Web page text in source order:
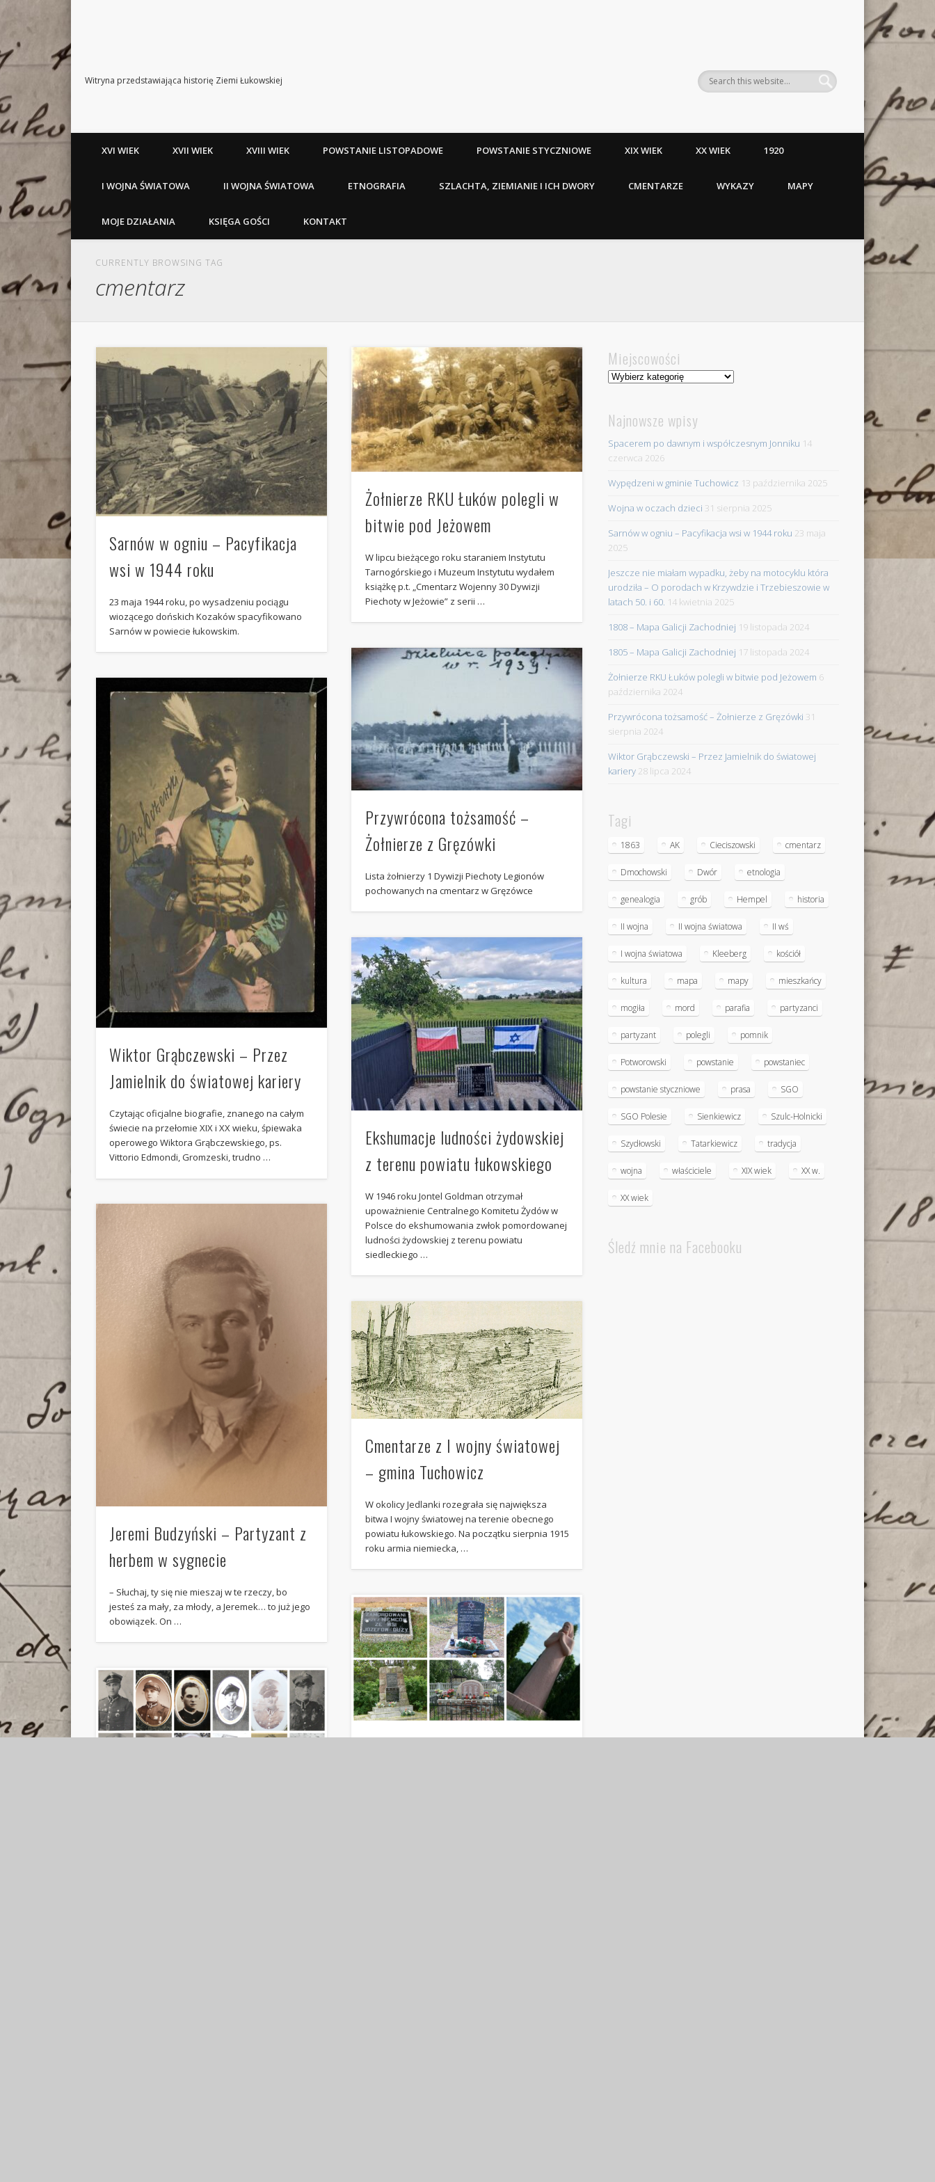
Witryna przedstawiająca historię Ziemi Łukowskiej
XVI WIEK XVII WIEK XVIII WIEK POWSTANIE LISTOPADOWE POWSTANIE STYCZNIOWE XIX WIEK XX WIEK 1920
I WOJNA ŚWIATOWA II WOJNA ŚWIATOWA ETNOGRAFIA SZLACHTA, ZIEMIANIE I ICH DWORY CMENTARZE WYKAZY MAPY
MOJE DZIAŁANIA KSIĘGA GOŚCI KONTAKT
CURRENTLY BROWSING TAG
cmentarz
Sarnów w ogniu – Pacyfikacja
wsi w 1944 roku
23 maja 1944 roku, po wysadzeniu pociągu
wiozącego dońskich Kozaków spacyfikowano
Sarnów w powiecie łukowskim.
Żołnierze RKU Łuków polegli w
bitwie pod Jeżowem
W lipcu bieżącego roku staraniem Instytutu
Tarnogórskiego i Muzeum Instytutu wydałem
książkę p.t. „Cmentarz Wojenny 30 Dywizji
Piechoty w Jeżowie” z serii …
Przywrócona tożsamość –
Żołnierze z Gręzówki
Lista żołnierzy 1 Dywizji Piechoty Legionów
pochowanych na cmentarz w Gręzówce
Wiktor Grąbczewski – Przez
Jamielnik do światowej kariery
Czytając oficjalne biografie, znanego na całym
świecie na przełomie XIX i XX wieku, śpiewaka
operowego Wiktora Grąbczewskiego, ps.
Vittorio Edmondi, Gromzeski, trudno …
Ekshumacje ludności żydowskiej
z terenu powiatu łukowskiego
W 1946 roku Jontel Goldman otrzymał
upoważnienie Centralnego Komitetu Żydów w
Polsce do ekshumowania zwłok pomordowanej
ludności żydowskiej z terenu powiatu
siedleckiego …
Jeremi Budzyński – Partyzant z
herbem w sygnecie
– Słuchaj, ty się nie mieszaj w te rzeczy, bo
jesteś za mały, za młody, a Jeremek… to już jego
obowiązek. On …
Cmentarze z I wojny światowej
– gmina Tuchowicz
W okolicy Jedlanki rozegrała się największa
bitwa I wojny światowej na terenie obecnego
powiatu łukowskiego. Na początku sierpnia 1915
roku armia niemiecka, …
Miejscowości
Miejscowości
Najnowsze wpisy
Spacerem po dawnym i współczesnym Jonniku 14
czerwca 2026
Wypędzeni w gminie Tuchowicz 13 października 2025
Wojna w oczach dzieci 31 sierpnia 2025
Sarnów w ogniu – Pacyfikacja wsi w 1944 roku 23 maja
2025
Jeszcze nie miałam wypadku, żeby na motocyklu która
urodziła – O porodach w Krzywdzie i Trzebieszowie w
latach 50. i 60. 14 kwietnia 2025
1808 – Mapa Galicji Zachodniej 19 listopada 2024
1805 – Mapa Galicji Zachodniej 17 listopada 2024
Żołnierze RKU Łuków polegli w bitwie pod Jeżowem 6
października 2024
Przywrócona tożsamość – Żołnierze z Gręzówki 31
sierpnia 2024
Wiktor Grąbczewski – Przez Jamielnik do światowej
kariery 28 lipca 2024
Tagi
1863 AK Cieciszowski cmentarz
Dmochowski Dwór etnologia
genealogia grób Hempel historia
II wojna II wojna światowa II wś
I wojna światowa Kleeberg kościół
kultura mapa mapy mieszkańcy
mogiła mord parafia partyzanci
partyzant polegli pomnik
Potworowski powstanie powstaniec
powstanie styczniowe prasa SGO
SGO Polesie Sienkiewicz Szulc-Holnicki
Szydłowski Tatarkiewicz tradycja
wojna właściciele XIX wiek XX w.
XX wiek
Śledź mnie na Facebooku